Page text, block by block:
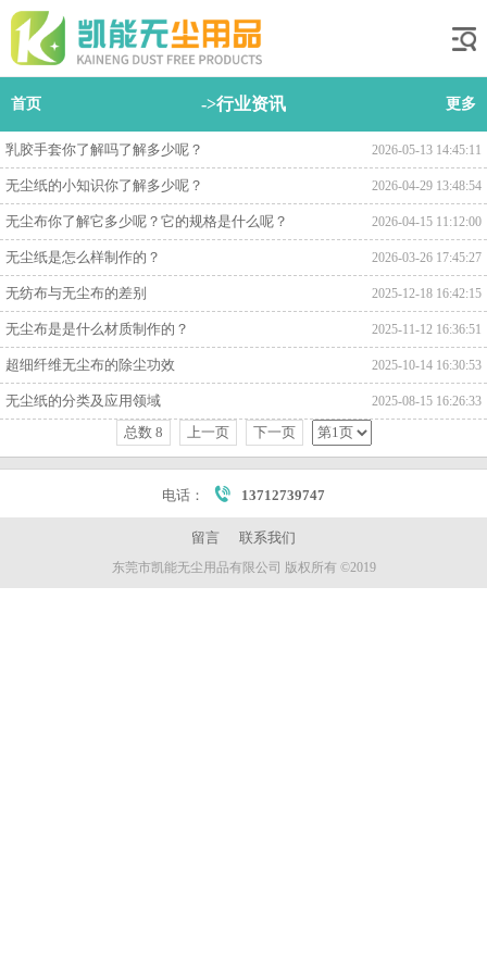
首页 ->行业资讯 更多
2026-05-13 14:45:11
乳胶手套你了解吗了解多少呢？
2026-04-29 13:48:54
无尘纸的小知识你了解多少呢？
2026-04-15 11:12:00
无尘布你了解它多少呢？它的规格是什么呢？
2026-03-26 17:45:27
无尘纸是怎么样制作的？
2025-12-18 16:42:15
无纺布与无尘布的差别
2025-11-12 16:36:51
无尘布是是什么材质制作的？
2025-10-14 16:30:53
超细纤维无尘布的除尘功效
2025-08-15 16:26:33
无尘纸的分类及应用领域
总数 8
上一页 下一页
电话： 13712739747
留言 联系我们
东莞市凯能无尘用品有限公司 版权所有 ©2019